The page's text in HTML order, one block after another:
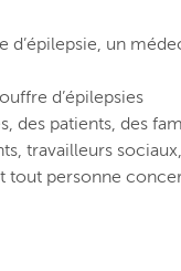
un
d’épilepsies
des patients, des
travailleurs
personne